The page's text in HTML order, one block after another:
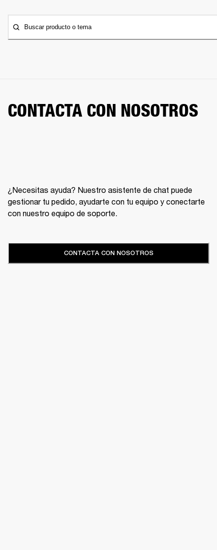
Buscar producto o tema
CONTACTA CON NOSOTROS
¿Necesitas ayuda? Nuestro asistente de chat puede
gestionar tu pedido, ayudarte con tu equipo y conectarte
con nuestro equipo de soporte.
CONTACTA CON NOSOTROS